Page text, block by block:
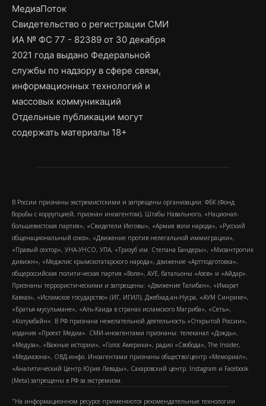
МедиаПоток
Свидетельство о регистрации СМИ
ИА № ФС 77 - 82389 от 30 декабря
2021 года выдано Федеральной
службы по надзору в сфере связи,
информационных технологий и
массовых коммуникаций
Отдельные публикации могут
содержать материалы 18+
В России признаны экстремистскими и запрещены организации: ФБК (Фонд
борьбы с коррупцией, признан иноагентом), Штабы Навального, «Национал-
большевистская партия», «Свидетели Иеговы», «Армия воли народа», «Русский
общенациональный союз», «Движение против нелегальной иммиграции»,
«Правый сектор», УНА-УНСО, УПА, «Тризуб им. Степана Бандеры», «Мизантропик
дивижн», «Меджлис крымскотатарского народа», движение «Артподготовка»,
общероссийская политическая партия «Воля», АУЕ, батальоны «Азов» и «Айдар».
Признаны террористическими и запрещены: «Движение Талибан», «Имарат
Кавказ», «Исламское государство» (ИГ, ИГИЛ), Джебхад-ан-Нусра, «АУМ Синрике»,
«Братья-мусульмане», «Аль-Каида в странах исламского Магриба», «Сеть»,
«Колумбайн». В РФ признана нежелательной деятельность «Открытой России»,
издания «Проект Медиа». СМИ-иноагентами признаны: телеканал «Дождь»,
«Медуза», «Важные истории», «Голос Америки», радио «Свобода», The Insider,
«Медиазона», ОВД-инфо. Иноагентами признаны общество/центр «Мемориал»,
«Аналитический Центр Юрия Левады», Сахаровский центр. Instagram и Facebook
(Metа) запрещены в РФ за экстремизм.
"На информационном ресурсе применяются рекомендательные технологии